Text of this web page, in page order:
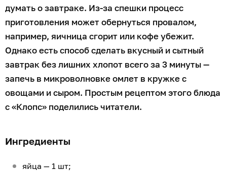
думать о завтраке. Из-за спешки процесс
приготовления может обернуться провалом,
например, яичница сгорит или кофе убежит.
Однако есть способ сделать вкусный и сытный
завтрак без лишних хлопот всего за 3 минуты —
запечь в микроволновке омлет в кружке с
овощами и сыром. Простым рецептом этого блюда
с «Клопс» поделились читатели.
Ингредиенты
яйца — 1 шт;